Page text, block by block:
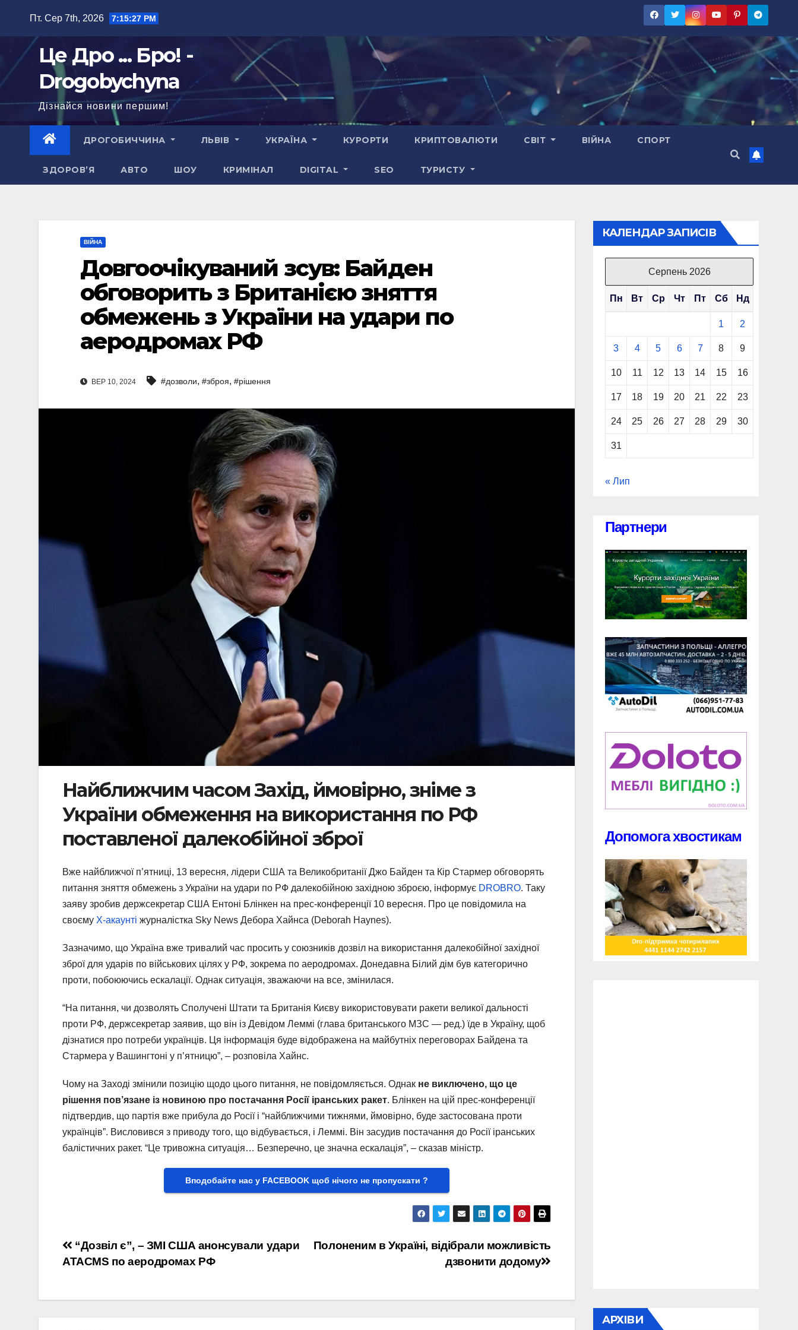
Пт. Сер 7th, 2026 7:15:28 PM
Це Дро ... Бро! -
Drogobychyna
Дізнайся новини першим!
ДРОГОБИЧЧИНА ЛЬВІВ УКРАЇНА КУРОРТИ КРИПТОВАЛЮТИ СВІТ ВІЙНА СПОРТ
ЗДОРОВ’Я АВТО ШОУ КРИМІНАЛ DIGITAL SEO ТУРИСТУ
ВІЙНА
Довгоочікуваний зсув: Байден
обговорить з Британією зняття
обмежень з України на удари по
аеродромах РФ
ВЕР 10, 2024 #дозволи, #зброя, #рішення
Найближчим часом Захід, ймовірно, зніме з
України обмеження на використання по РФ
поставленої далекобійної зброї
Вже найближчої п’ятниці, 13 вересня, лідери США та Великобританії Джо Байден та Кір Стармер обговорять
питання зняття обмежень з України на удари по РФ далекобійною західною зброєю, інформує DROBRO. Таку
заяву зробив держсекретар США Ентоні Блінкен на прес-конференції 10 вересня. Про це повідомила на
своєму Х-акаунті журналістка Sky News Дебора Хайнса (Deborah Haynes).
Зазначимо, що Україна вже тривалий час просить у союзників дозвіл на використання далекобійної західної
зброї для ударів по військових цілях у РФ, зокрема по аеродромах. Донедавна Білий дім був категорично
проти, побоюючись ескалації. Однак ситуація, зважаючи на все, змінилася.
“На питання, чи дозволять Сполучені Штати та Британія Києву використовувати ракети великої дальності
проти РФ, держсекретар заявив, що він із Девідом Леммі (глава британського МЗС — ред.) їде в Україну, щоб
дізнатися про потреби українців. Ця інформація буде відображена на майбутніх переговорах Байдена та
Стармера у Вашингтоні у п’ятницю”, – розповіла Хайнс.
Чому на Заході змінили позицію щодо цього питання, не повідомляється. Однак не виключено, що це
рішення пов’язане із новиною про постачання Росії іранських ракет. Блінкен на цій прес-конференції
підтвердив, що партія вже прибула до Росії і “найближчими тижнями, ймовірно, буде застосована проти
українців”. Висловився з приводу того, що відбувається, і Леммі. Він засудив постачання до Росії іранських
балістичних ракет. “Це тривожна ситуація… Безперечно, це значна ескалація”, – сказав міністр.
Вподобайте нас у FACEBOOK щоб нічого не пропускати ?
Навігація
Полоненим в Україні, відібрали можливість
дзвонити додому
“Дозвіл є”, – ЗМІ США анонсували удари
ATACMS по аеродромах РФ
КАЛЕНДАР ЗАПИСІВ
Серпень 2026
Пн Вт Ср Чт Пт Сб Нд
1 2
3 4 5 6 7 8 9
10 11 12 13 14 15 16
17 18 19 20 21 22 23
24 25 26 27 28 29 30
31
« Лип
Партнери
Допомога хвостикам
АРХІВИ